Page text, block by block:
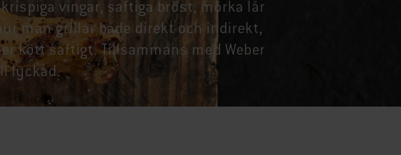
vingar, saftiga bröst, mörka lår
man grillar både direkt och indirekt,
kött saftigt. Tillsammans med Weber
lyckad.